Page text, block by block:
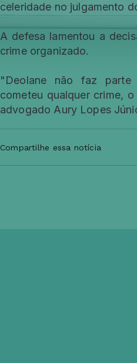
celeridade no julgamento
A defesa lamentou a
crime organizado.
"Deolane não faz parte
cometeu qualquer crime,
advogado Aury Lopes
Compartilhe essa notícia